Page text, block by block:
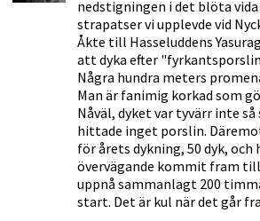
nedstigningen i det blöta
strapatser vi upplevde vid
Åkte till Hasseluddens
att dyka efter
Några hundra meters
Man är fanimig korkad som
Nåväl, dyket var tyvärr inte så
hittade inget porslin.
för årets dykning, 50 dyk, och
övervägande kommit fram
uppnå sammanlagt 200
start. Det är kul när det går